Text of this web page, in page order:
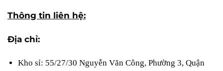
Thông tin liên hệ:
Địa chỉ:
Kho sỉ: 55/27/30 Nguyễn Văn Công, Phường 3, Quận